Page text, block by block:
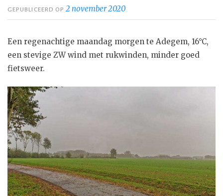
GEPUBLICEERD OP2 november 2020
Een regenachtige maandag morgen te Adegem, 16°C,
een stevige ZW wind met rukwinden, minder goed
fietsweer.